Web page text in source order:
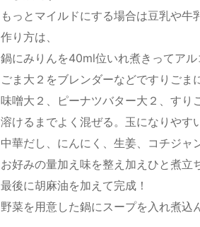
もっとマイルドにする場合は豆乳や牛
作り方は、
鍋にみりんを40ml位いれ煮きってアル
ごま大２をブレンダーなどですりごま
味噌大２、ピーナツバター大２、すり
溶けるまでよく混ぜる。玉になりやす
中華だし、にんにく、生姜、コチジャ
お好みの量加え味を整え加えひと煮立
最後に胡麻油を加えて完成！
野菜を用意した鍋にスープを入れ煮込